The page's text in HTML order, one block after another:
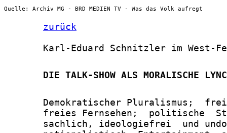
Quelle: Archiv MG - BRD MEDIEN TV - Was das Volk aufregt
zurück
Karl-Eduard Schnitzler im West-
DIE TALK-SHOW ALS MORALISCHE